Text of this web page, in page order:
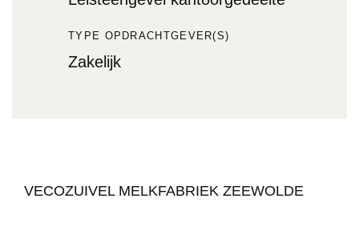
TYPE OPDRACHTGEVER(S)
Zakelijk
VECOZUIVEL MELKFABRIEK ZEEWOLDE